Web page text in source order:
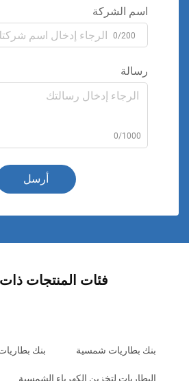
اسم الشركة
0/200
رسالة
0/1000
أرسل
فئات المنتجات
بنك بطاريات شمسية بنك
البطاريات لتخزين الكهرباء الشمسية